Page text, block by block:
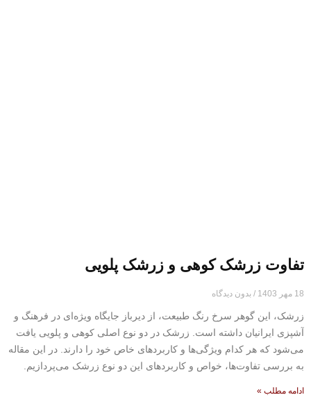
تفاوت زرشک کوهی و زرشک پلویی
18 مهر 1403 بدون دیدگاه
زرشک، این گوهر سرخ رنگ طبیعت، از دیرباز جایگاه ویژه‌ای در فرهنگ و
آشپزی ایرانیان داشته است. زرشک در دو نوع اصلی کوهی و پلویی یافت
می‌شود که هر کدام ویژگی‌ها و کاربردهای خاص خود را دارند. در این مقاله
به بررسی تفاوت‌ها، خواص و کاربردهای این دو نوع زرشک می‌پردازیم.
ادامه مطلب »